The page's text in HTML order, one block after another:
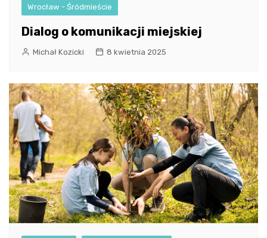
Wrocław - Śródmieście
Dialog o komunikacji miejskiej
Michał Kozicki 8 kwietnia 2025